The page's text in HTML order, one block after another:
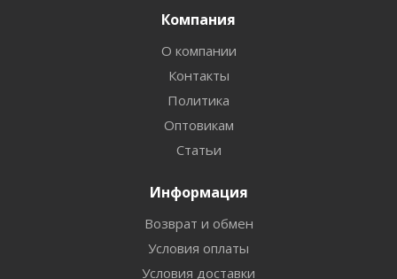
Компания
О компании
Контакты
Политика
Оптовикам
Статьи
Информация
Возврат и обмен
Условия оплаты
Условия доставки